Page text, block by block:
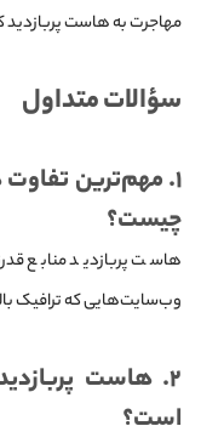
مهاجرت به هاست پربازدید
سؤالات متداول
۱. مهم‌ترین
چیست؟
هاست پربازدید منابع
وب‌سایت‌هایی که ترافیک
۲. هاست
است؟